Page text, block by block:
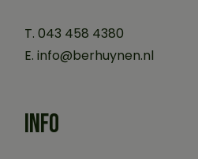
T. 043 458 4380
E.info@berhuynen.nl
INFO